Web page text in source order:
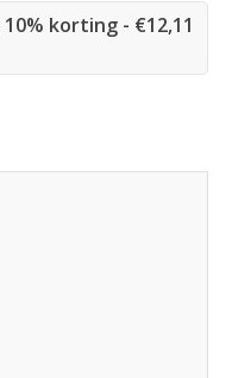
korting - €12,11